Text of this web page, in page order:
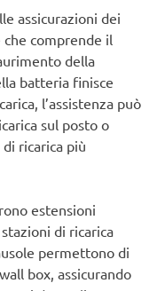
assicurazioni dei
comprende il
della
batteria finisce
l’assistenza può
sul posto o
ricarica più
estensioni
di ricarica
permettono di
box, assicurando